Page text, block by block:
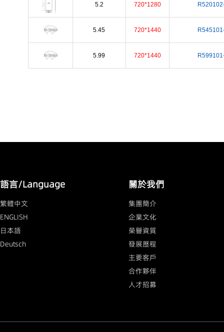
5.2 720*1280
5.45 720*1440
5.99 720*1440
語言/Language
繁體中文
ENGLISH
日本語
Deutsch
關於我們
集團簡介
企業文化
榮譽資質
發展歷程
主要客戶
合作夥伴
人才招募